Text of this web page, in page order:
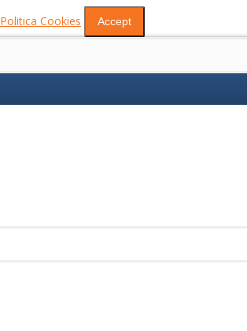
Politica Cookies Accept